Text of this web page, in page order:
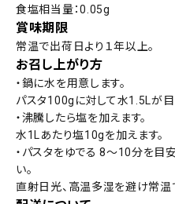
食塩相当量：0.05g
賞味期限
常温で出荷日より１年以上。
お召し上がり方
・鍋に水を用意します。
パスタ100gに対して水1.5Lが目
・沸騰したら塩を加えます。
水1Lあたり塩10gを加えます。
・パスタをゆでる 8〜10分を目
い。
直射日光、高温多湿を避け常温